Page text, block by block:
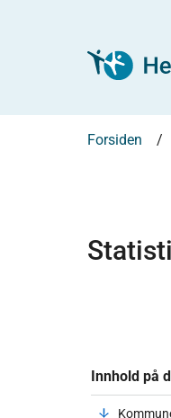
Forsiden
Innhold på